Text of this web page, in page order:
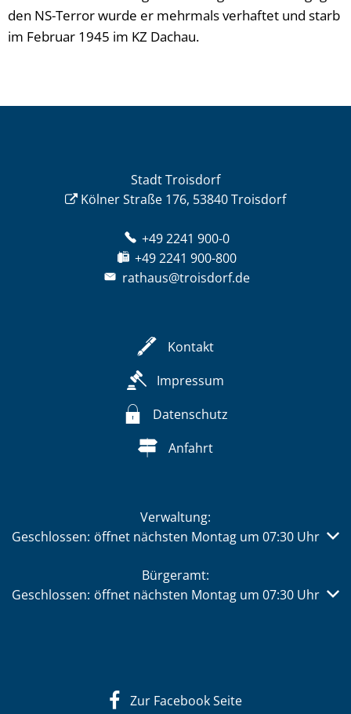
den NS-Terror wurde er mehrmals verhaftet und starb
im Februar 1945 im KZ Dachau.
Stadt Troisdorf
Kölner Straße 176, 53840 Troisdorf
+49 2241 900-0
+49 2241 900-800
rathaus@troisdorf.de
Kontakt
Impressum
Datenschutz
Anfahrt
Verwaltung:
Klicken, um weitere Öffnungs- oder Schließzeiten
Geschlossen: öffnet nächsten Montag um 07:30 Uhr
Bürgeramt:
Klicken, um weitere Öffnungs- oder Schließzeiten
Geschlossen: öffnet nächsten Montag um 07:30 Uhr
Zur Facebook Seite